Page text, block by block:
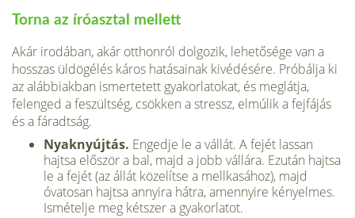
Torna az íróasztal mellett
Akár irodában, akár otthonról dolgozik, lehetősége van a
hosszas üldögélés káros hatásainak kivédésére. Próbálja ki
az alábbiakban ismertetett gyakorlatokat, és meglátja,
felenged a feszültség, csökken a stressz, elmúlik a fejfájás
és a fáradtság.
Nyaknyújtás. Engedje le a vállát. A fejét lassan
hajtsa először a bal, majd a jobb vállára. Ezután hajtsa
le a fejét (az állát közelítse a mellkasához), majd
óvatosan hajtsa annyira hátra, amennyire kényelmes.
Ismételje meg kétszer a gyakorlatot.